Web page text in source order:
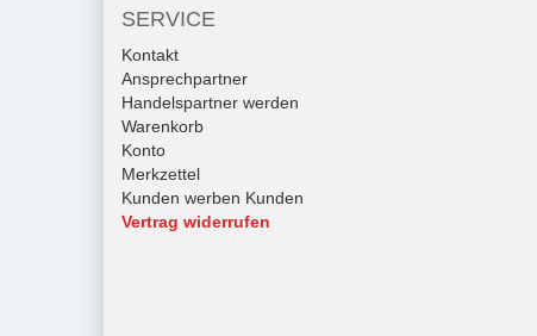
SERVICE
Kontakt
Ansprechpartner
Handelspartner werden
Warenkorb
Konto
Merkzettel
Kunden werben Kunden
Vertrag widerrufen